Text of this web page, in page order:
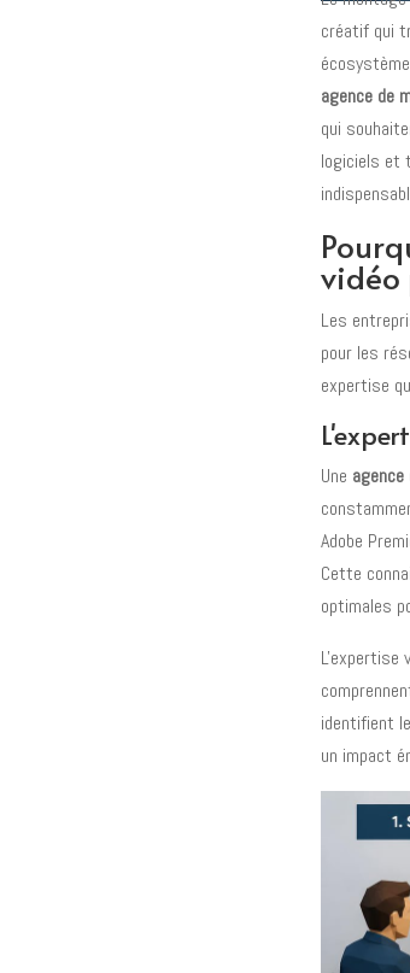
créatif qui
agence de
qui
logiciels et
vidéo
Les
pour les
expertise
Une
Adobe
Cette
optimales
L'expertise
identifient
un impact